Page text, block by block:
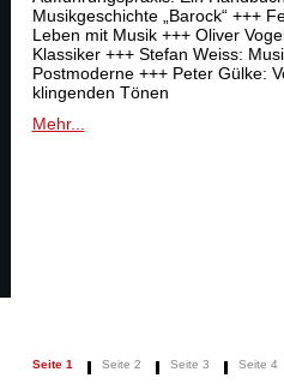
Musikgeschichte „Barock“ +++
Leben mit Musik +++ Oliver
Klassiker +++ Stefan Weiss:
Postmoderne +++ Peter Gülke:
klingenden Tönen
Mehr...
Seite 1 Seite 2 Seite 3 Seite 4